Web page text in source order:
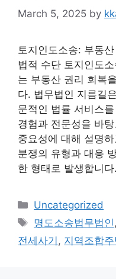
March 5, 2025 by
토지인도소송: 부동
법적 수단 토지인도
는 부동산 권리 회복
다. 법무법인 지름길
문적인 법률 서비스
경험과 전문성을 바
중요성에 대해 설명
분쟁의 유형과 대응
한 형태로 발생합니
Categories
Uncategorized
Tags
명도소송법무법인 ,
전세사기 , 지역조합